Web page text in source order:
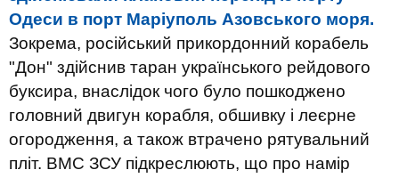
Одеси в порт Маріуполь Азовського моря.
Зокрема, російський прикордонний корабель
"Дон" здійснив таран українського рейдового
буксира, внаслідок чого було пошкоджено
головний двигун корабля, обшивку і леєрне
огородження, а також втрачено рятувальний
пліт. ВМС ЗСУ підкреслюють, що про намір